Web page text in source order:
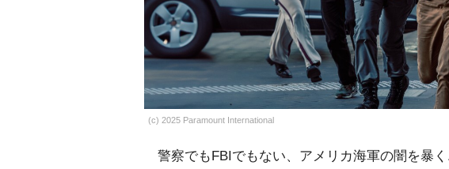
(c) 2025 Paramount International
警察でもFBIでもない、アメリカ海軍の闇を暴